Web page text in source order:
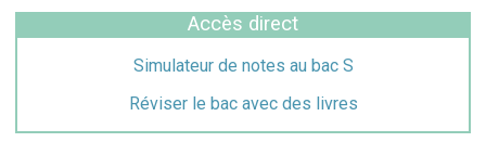
Accès direct
Simulateur de notes au bac S
Réviser le bac avec des livres